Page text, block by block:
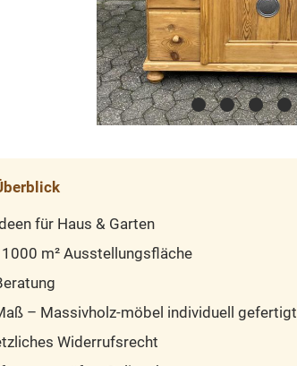
für Haus & Garten
m² Ausstellungsfläche
– Massivholz-möbel individuell gefertigt
Widerrufsrecht